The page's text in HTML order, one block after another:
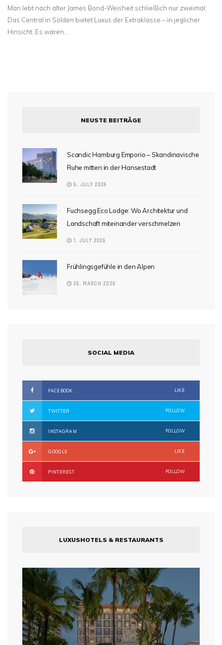
Man lebt nach alter James Bond-Weisheit schließlich nur zweimal:
Das Central in Sölden bietet Luxus der Extraklasse – in jeglicher
Hinsicht. Es waren…
NEUSTE BEITRÄGE
Scandic Hamburg Emporio – Skandinavische
Ruhe mitten in der Hansestadt
6. JULY 2026
Fuchsegg Eco Lodge: Wo Architektur und
Landschaft miteinander verschmelzen
1. JULY 2026
Frühlingsgefühle in den Alpen
26. MARCH 2026
SOCIAL MEDIA
FACEBOOK LIKE
TWITTER FOLLOW
INSTAGRAM FOLLOW
GOOGLE LIKE
PINTEREST FOLLOW
LUXUSHOTELS & RESTAURANTS